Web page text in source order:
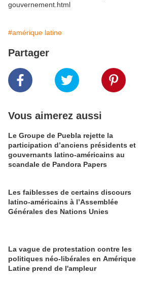
gouvernement.html
#amérique latine
Partager
Vous aimerez aussi
Le Groupe de Puebla rejette la
participation d’anciens présidents et
gouvernants latino-américains au
scandale de Pandora Papers
Les faiblesses de certains discours
latino-américains à l’Assemblée
Générales des Nations Unies
La vague de protestation contre les
politiques néo-libérales en Amérique
Latine prend de l'ampleur